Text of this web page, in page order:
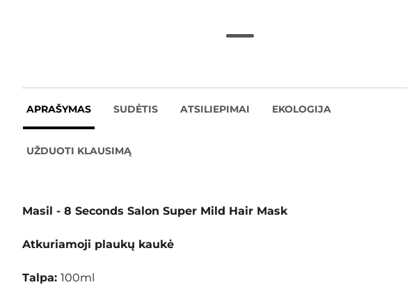
APRAŠYMAS SUDĖTIS ATSILIEPIMAI EKOLOGIJA
UŽDUOTI KLAUSIMĄ
Masil - 8 Seconds Salon Super Mild Hair Mask
Atkuriamoji plaukų kaukė
Talpa: 100ml